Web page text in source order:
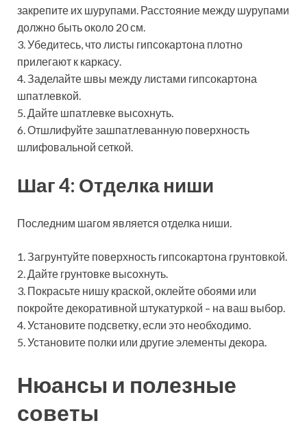
закрепите их шурупами. Расстояние между шурупами
должно быть около 20 см.
3. Убедитесь, что листы гипсокартона плотно
прилегают к каркасу.
4. Заделайте швы между листами гипсокартона
шпатлевкой.
5. Дайте шпатлевке высохнуть.
6. Отшлифуйте зашпатлеванную поверхность
шлифовальной сеткой.
Шаг 4: Отделка ниши
Последним шагом является отделка ниши.
1. Загрунтуйте поверхность гипсокартона грунтовкой.
2. Дайте грунтовке высохнуть.
3. Покрасьте нишу краской, оклейте обоями или
покройте декоративной штукатуркой – на ваш выбор.
4. Установите подсветку, если это необходимо.
5. Установите полки или другие элементы декора.
Нюансы и полезные
советы